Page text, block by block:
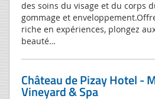
des soins du visage et du corps
gommage et
riche en expériences, plongez
beauté…
Château de Pizay Hotel -
Vineyard & Spa